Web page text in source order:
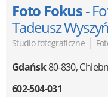
Foto Fokus-
Tadeusz
Studio fotograficzne |
Gdańsk80-830,
602-504-031